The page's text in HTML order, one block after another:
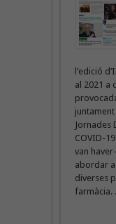
l’edició
al 2021 a
Jornades
COVID-
van
abordar
diverses
farmàcia.